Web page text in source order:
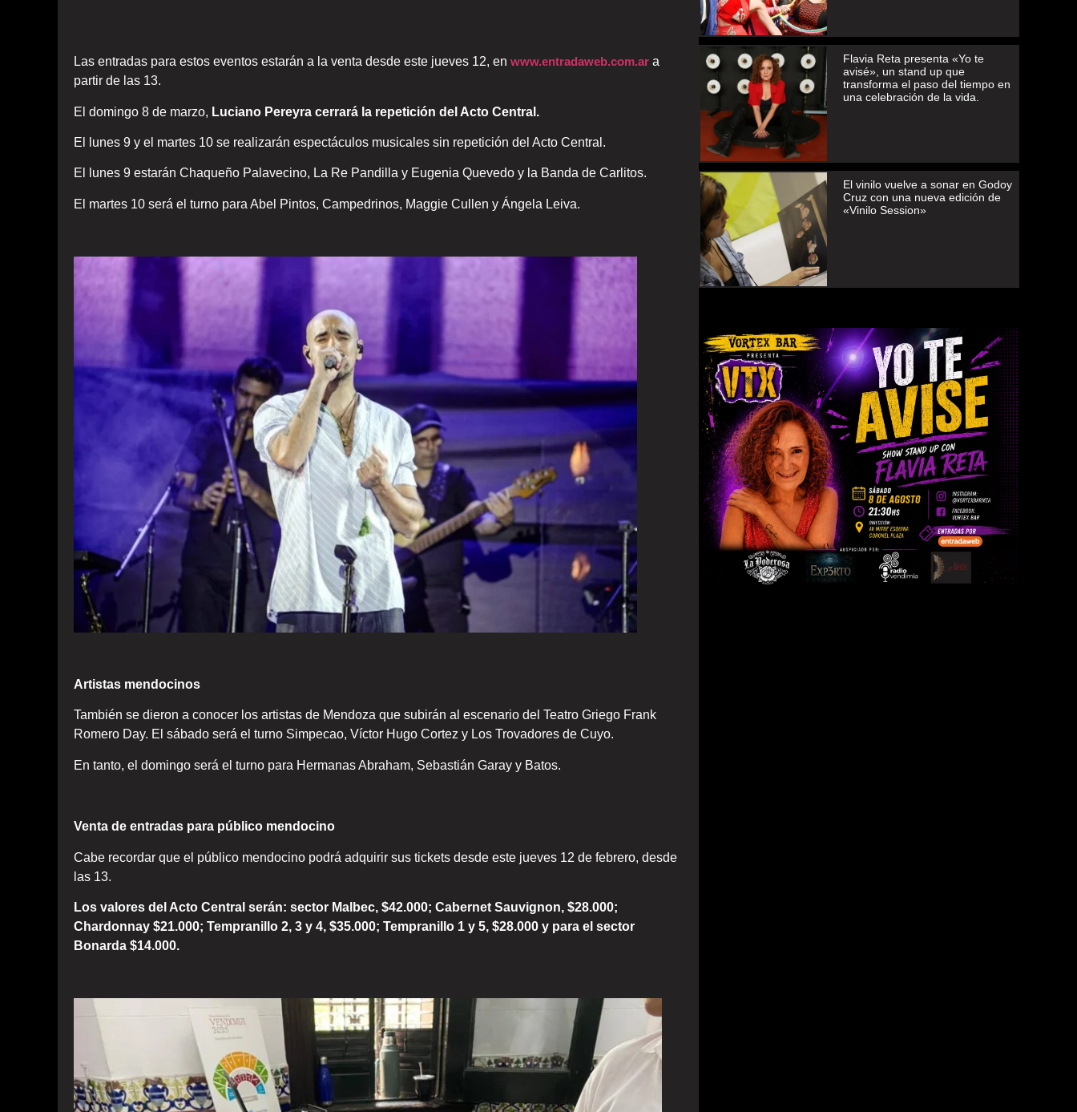
Las entradas para estos eventos estarán a la venta desde este jueves 12, en www.entradaweb.com.ar a
partir de las 13.
El domingo 8 de marzo, Luciano Pereyra cerrará la repetición del Acto Central.
El lunes 9 y el martes 10 se realizarán espectáculos musicales sin repetición del Acto Central.
El lunes 9 estarán Chaqueño Palavecino, La Re Pandilla y Eugenia Quevedo y la Banda de Carlitos.
El martes 10 será el turno para Abel Pintos, Campedrinos, Maggie Cullen y Ángela Leiva.
Artistas mendocinos
También se dieron a conocer los artistas de Mendoza que subirán al escenario del Teatro Griego Frank
Romero Day. El sábado será el turno Simpecao, Víctor Hugo Cortez y Los Trovadores de Cuyo.
En tanto, el domingo será el turno para Hermanas Abraham, Sebastián Garay y Batos.
Venta de entradas para público mendocino
Cabe recordar que el público mendocino podrá adquirir sus tickets desde este jueves 12 de febrero, desde
las 13.
Los valores del Acto Central serán: sector Malbec, $42.000; Cabernet Sauvignon, $28.000;
Chardonnay $21.000; Tempranillo 2, 3 y 4, $35.000; Tempranillo 1 y 5, $28.000 y para el sector
Bonarda $14.000.
Flavia Reta presenta «Yo te
avisé», un stand up que
transforma el paso del tiempo en
una celebración de la vida.
El vinilo vuelve a sonar en Godoy
Cruz con una nueva edición de
«Vinilo Session»